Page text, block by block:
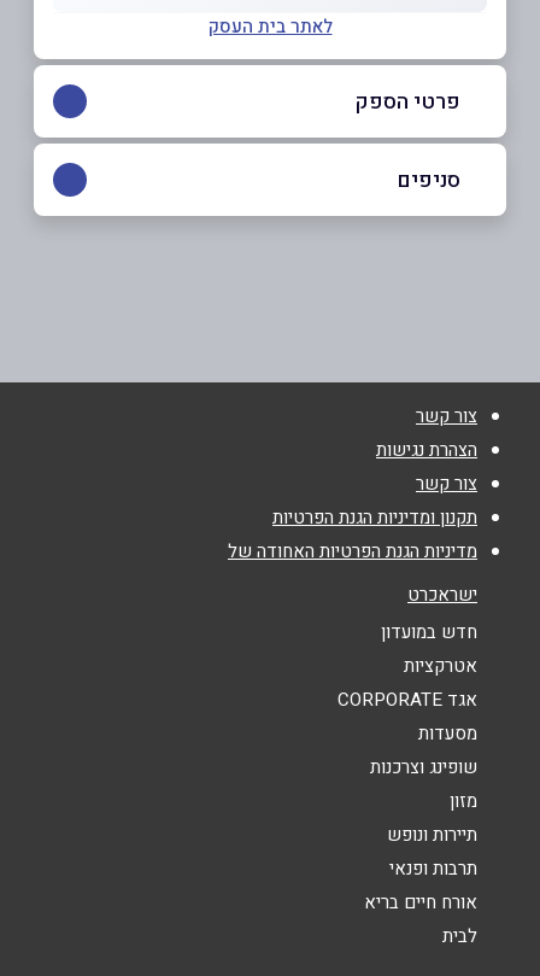
לאתר בית העסק
פרטי הספק
באתר בפייסבוק
טלפון*
אנא חזרו אלי בקשר ל...
הודעה
סניפים
צור קשר
הצהרת נגישות
צור קשר
תקנון ומדיניות הגנת הפרטיות
מדיניות הגנת הפרטיות האחודה של
ישראכרט
חדש במועדון
אטרקציות
אגד CORPORATE
מסעדות
שופינג וצרכנות
מזון
תיירות ונופש
תרבות ופנאי
אורח חיים בריא
לבית